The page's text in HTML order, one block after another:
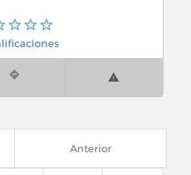
Anterior